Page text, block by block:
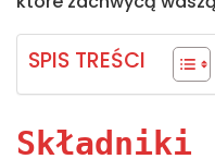
SPIS TREŚCI
Składniki